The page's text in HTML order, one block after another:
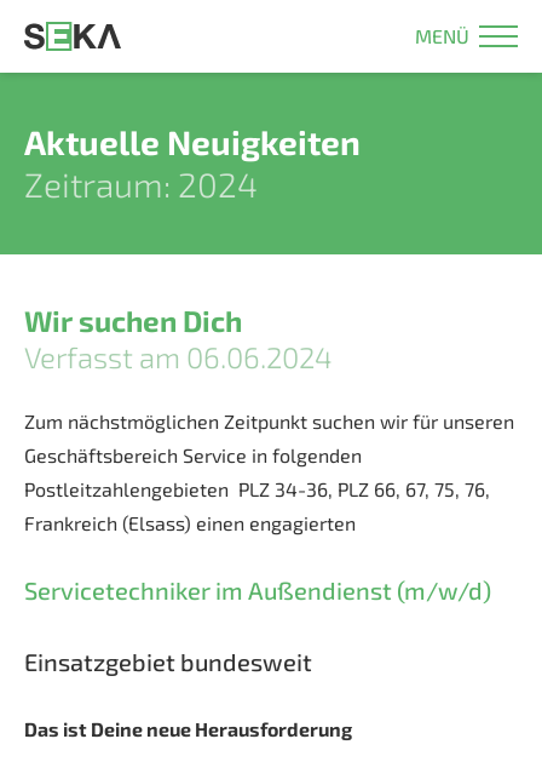
MENÜ
Aktuelle Neuigkeiten
Zeitraum: 2024
Wir suchen Dich
Verfasst am 06.06.2024
Zum nächstmöglichen Zeitpunkt suchen wir für unseren
Geschäftsbereich Service in folgenden
Postleitzahlengebieten PLZ 34-36, PLZ 66, 67, 75, 76,
Frankreich (Elsass) einen engagierten
Servicetechniker im Außendienst (m/w/d)
Einsatzgebiet bundesweit
Das ist Deine neue Herausforderung